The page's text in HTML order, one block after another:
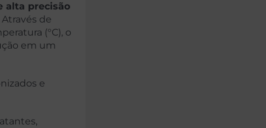
alta precisão
Através de
(°C), o
em um
e